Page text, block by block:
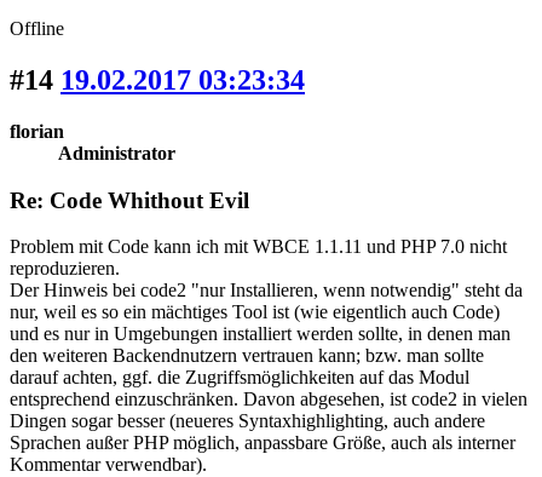
Offline
#14 19.02.2017 03:23:34
florian
Administrator
Re: Code Whithout Evil
Problem mit Code kann ich mit WBCE 1.1.11 und PHP 7.0 nicht
reproduzieren.
Der Hinweis bei code2 "nur Installieren, wenn notwendig" steht da
nur, weil es so ein mächtiges Tool ist (wie eigentlich auch Code)
und es nur in Umgebungen installiert werden sollte, in denen man
den weiteren Backendnutzern vertrauen kann; bzw. man sollte
darauf achten, ggf. die Zugriffsmöglichkeiten auf das Modul
entsprechend einzuschränken. Davon abgesehen, ist code2 in vielen
Dingen sogar besser (neueres Syntaxhighlighting, auch andere
Sprachen außer PHP möglich, anpassbare Größe, auch als interner
Kommentar verwendbar).